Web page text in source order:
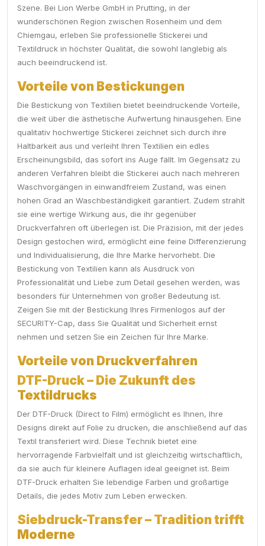
Szene. Bei Lion Werbe GmbH in Prutting, in der
wunderschönen Region zwischen Rosenheim und dem
Chiemgau, erleben Sie professionelle Stickerei und
Textildruck in höchster Qualität, die sowohl langlebig als
auch beeindruckend ist.
Vorteile von Bestickungen
Die Bestickung von Textilien bietet beeindruckende Vorteile,
die weit über die ästhetische Aufwertung hinausgehen. Eine
qualitativ hochwertige Stickerei zeichnet sich durch ihre
Haltbarkeit aus und verleiht Ihren Textilien ein edles
Erscheinungsbild, das sofort ins Auge fällt. Im Gegensatz zu
anderen Verfahren bleibt die Stickerei auch nach mehreren
Waschvorgängen in einwandfreiem Zustand, was einen
hohen Grad an Waschbeständigkeit garantiert. Zudem strahlt
sie eine wertige Wirkung aus, die ihr gegenüber
Druckverfahren oft überlegen ist. Die Präzision, mit der jedes
Design gestochen wird, ermöglicht eine feine Differenzierung
und Individualisierung, die Ihre Marke hervorhebt. Die
Bestickung von Textilien kann als Ausdruck von
Professionalität und Liebe zum Detail gesehen werden, was
besonders für Unternehmen von großer Bedeutung ist.
Zeigen Sie mit der Bestickung Ihres Firmenlogos auf der
SECURITY-Cap, dass Sie Qualität und Sicherheit ernst
nehmen und setzen Sie ein Zeichen für Ihre Marke.
Vorteile von Druckverfahren
DTF-Druck – Die Zukunft des
Textildrucks
Der DTF-Druck (Direct to Film) ermöglicht es Ihnen, Ihre
Designs direkt auf Folie zu drucken, die anschließend auf das
Textil transferiert wird. Diese Technik bietet eine
hervorragende Farbvielfalt und ist gleichzeitig wirtschaftlich,
da sie auch für kleinere Auflagen ideal geeignet ist. Beim
DTF-Druck erhalten Sie lebendige Farben und großartige
Details, die jedes Motiv zum Leben erwecken.
Siebdruck-Transfer – Tradition trifft
Moderne